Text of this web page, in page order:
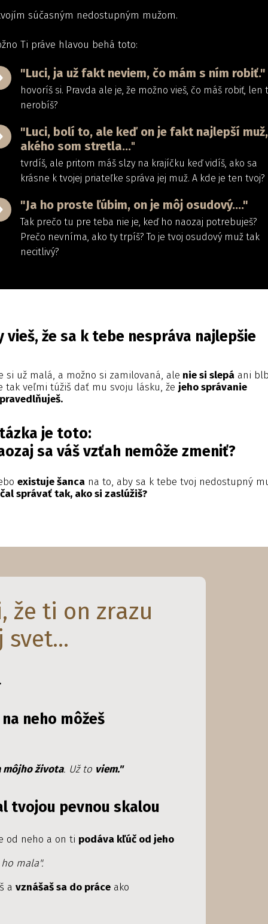
súčasným nedostupným mužom.
Ti práve hlavou behá toto:
"Luci, ja už fakt neviem, čo mám s ním robiť."
hovoríš si. Pravda ale je, že možno vieš, čo máš robiť, len
nerobíš?
"Luci, bolí to, ale keď on je fakt najlepší muž,
akého som stretla..."
tvrdíš, ale pritom máš slzy na krajíčku keď vidíš, ako sa
krásne k tvojej priateľke správa jej muž. A kde je ten tvoj?
"Ja ho proste ľúbim, on je môj osudový...."
Tak prečo tu pre teba nie je, keď ho naozaj potrebuješ?
Prečo nevníma, ako ty trpíš? To je tvoj osudový muž tak
necitlivý?
vieš, že sa k tebe nespráva najlepšie
si už malá, a možno si zamilovaná, ale nie si slepá ani
tak veľmi túžiš dať mu svoju lásku, že jeho správanie
je toto:
sa váš vzťah nemôže zmeniť?
existuje šanca na to, aby sa k tebe tvoj nedostupný
správať tak, ako si zaslúžiš?
že ti on zrazu
neho môžeš
môjho života. Už to viem."
tvojou pevnou skalou
od neho a on ti podáva kľúč od jeho
mala".
a vznášaš sa do práceako